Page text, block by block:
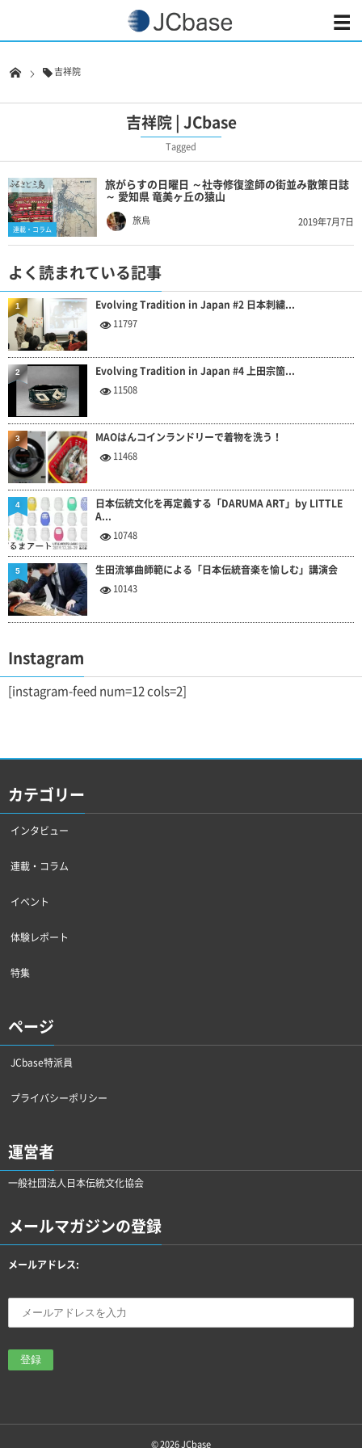
吉祥院
吉祥院 | JCbase
Tagged
連載・コラム
旅がらすの日曜日 ～社寺修復塗師の街並み散策日誌
～ 愛知県 竜美ヶ丘の猿山
旅烏 2019年7月7日
よく読まれている記事
Evolving Tradition in Japan #2 日本刺繍...
11797
1
Evolving Tradition in Japan #4 上田宗箇...
11508
2
MAOはんコインランドリーで着物を洗う！
11468
3
日本伝統文化を再定義する「DARUMA ART」by LITTLE
A...
10748
4
生田流箏曲師範による「日本伝統音楽を愉しむ」講演会
10143
5
Instagram
[instagram-feed num=12 cols=2]
カテゴリー
インタビュー
連載・コラム
イベント
体験レポート
特集
ページ
JCbase特派員
プライバシーポリシー
運営者
一般社団法人日本伝統文化協会
メールマガジンの登録
メールアドレス:
© 2026JCbase